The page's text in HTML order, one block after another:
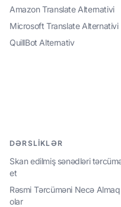
Amazon Translate Alternativi
Microsoft Translate Alternativi
QuillBot Alternativ
DƏRSLIKLƏR
Skan edilmiş sənədləri
et
Rəsmi Tərcüməni Necə Almaq
olar